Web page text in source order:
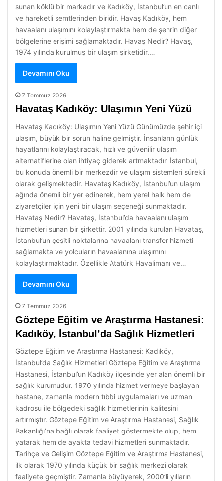
sunan köklü bir markadır ve Kadıköy, İstanbul’un en canlı
ve hareketli semtlerinden biridir. Havaş Kadıköy, hem
havaalanı ulaşımını kolaylaştırmakta hem de şehrin diğer
bölgelerine erişimi sağlamaktadır. Havaş Nedir? Havaş,
1974 yılında kurulmuş bir ulaşım şirketidir.…
Devamını Oku
7 Temmuz 2026
Havataş Kadıköy: Ulaşımın Yeni Yüzü
Havataş Kadıköy: Ulaşımın Yeni Yüzü Günümüzde şehir içi
ulaşım, büyük bir sorun haline gelmiştir. İnsanların günlük
hayatlarını kolaylaştıracak, hızlı ve güvenilir ulaşım
alternatiflerine olan ihtiyaç giderek artmaktadır. İstanbul,
bu konuda önemli bir merkezdir ve ulaşım sistemleri sürekli
olarak gelişmektedir. Havataş Kadıköy, İstanbul’un ulaşım
ağında önemli bir yer edinerek, hem yerel halk hem de
ziyaretçiler için yeni bir ulaşım seçeneği sunmaktadır.
Havataş Nedir? Havataş, İstanbul’da havaalanı ulaşım
hizmetleri sunan bir şirkettir. 2001 yılında kurulan Havataş,
İstanbul’un çeşitli noktalarına havaalanı transfer hizmeti
sağlamakta ve yolcuların havaalanına ulaşımını
kolaylaştırmaktadır. Özellikle Atatürk Havalimanı ve…
Devamını Oku
7 Temmuz 2026
Göztepe Eğitim ve Araştırma Hastanesi:
Kadıköy, İstanbul’da Sağlık Hizmetleri
Göztepe Eğitim ve Araştırma Hastanesi: Kadıköy,
İstanbul’da Sağlık Hizmetleri Göztepe Eğitim ve Araştırma
Hastanesi, İstanbul’un Kadıköy ilçesinde yer alan önemli bir
sağlık kurumudur. 1970 yılında hizmet vermeye başlayan
hastane, zamanla modern tıbbi uygulamaları ve uzman
kadrosu ile bölgedeki sağlık hizmetlerinin kalitesini
artırmıştır. Göztepe Eğitim ve Araştırma Hastanesi, Sağlık
Bakanlığı’na bağlı olarak faaliyet göstermekte olup, hem
yatarak hem de ayakta tedavi hizmetleri sunmaktadır.
Tarihçe ve Gelişim Göztepe Eğitim ve Araştırma Hastanesi,
ilk olarak 1970 yılında küçük bir sağlık merkezi olarak
faaliyete geçmiştir. Zamanla büyüyerek, 2000’li yılların